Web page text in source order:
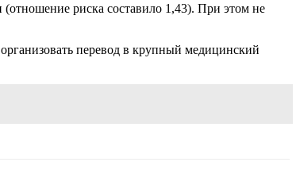
(отношение риска составило 1,43). При этом не
перевод в крупный медицинский